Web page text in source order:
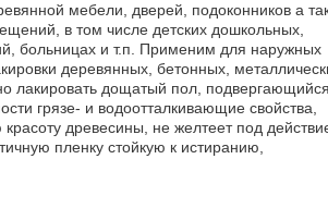
мебели, дверей, подоконников а
в том числе детских дошкольных,
больницах и т.п. Применим для наружных
деревянных, бетонных,
лакировать дощатый пол, подвергающийся
грязе- и водоотталкивающие свойства,
древесины, не желтеет под
пленку стойкую к истиранию,